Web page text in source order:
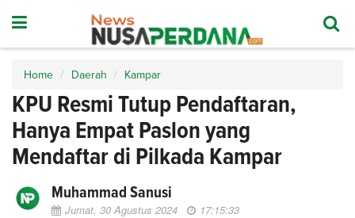
Home Daerah Kampar
KPU Resmi Tutup Pendaftaran,
Hanya Empat Paslon yang
Mendaftar di Pilkada Kampar
Muhammad Sanusi
Jumat, 30 Agustus 2024 17:15:33